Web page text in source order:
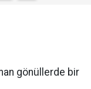
gönüllerde bir